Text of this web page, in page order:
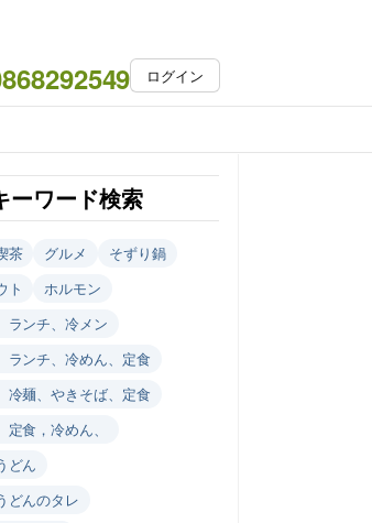
ログイン
ーワード検索
茶 グルメ
そずり鍋
ト
ホルモン
ランチ、冷メン
ランチ、冷めん、定食
冷麺、やきそば、定食
食，冷めん、
どん
どんのタレ